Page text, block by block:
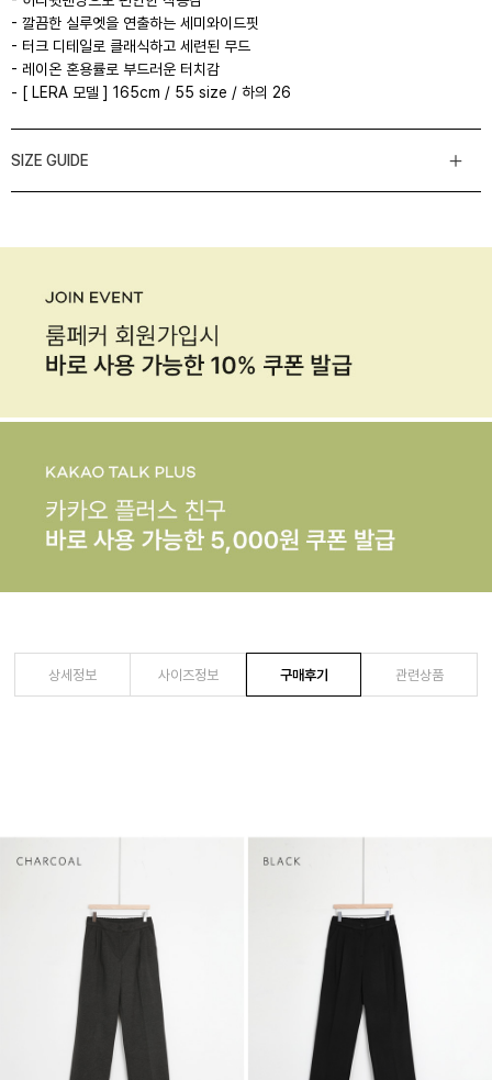
- 깔끔한 실루엣을 연출하는 세미와이드핏
- 터크 디테일로 클래식하고 세련된 무드
- 레이온 혼용률로 부드러운 터치감
- [ LERA 모델 ] 165cm / 55 size / 하의 26
SIZE GUIDE
상세정보 사이즈정보 구매후기 관련상품